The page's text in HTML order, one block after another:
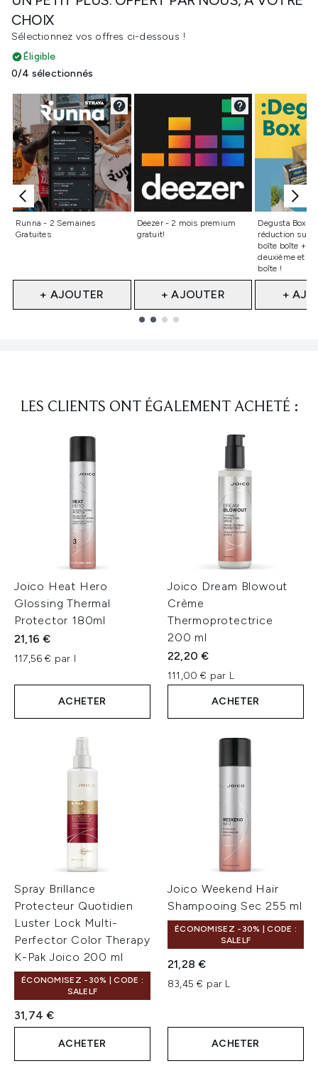
CHOIX
Sélectionnez vos offres ci-dessous !
Éligible
0/4 sélectionnés
Runna - 2 Semaines
Gratuites
Non sélectionné
+ AJOUTER
Deezer - 2 mois premium
gratuit!
Non sélectionné
+ AJOUTER
Degusta Box –
réduction sur
boîte boîte +
deuxième et la
boîte !
Non
+
LES CLIENTS ONT ÉGALEMENT ACHETÉ :
Joico Heat Hero
Glossing Thermal
Protector 180ml
21,16 €
117,56 € par l
ACHETER
Joico Dream Blowout
Crème
Thermoprotectrice
200 ml
22,20 €
111,00 € par L
ACHETER
Spray Brillance
Protecteur Quotidien
Luster Lock Multi-
Perfector Color Therapy
K-Pak Joico 200 ml
ÉCONOMISEZ -30% | CODE :
SALELF
31,74 €
ACHETER
Joico Weekend Hair
Shampooing Sec 255 ml
ÉCONOMISEZ -30% | CODE :
SALELF
21,28 €
83,45 € par L
ACHETER